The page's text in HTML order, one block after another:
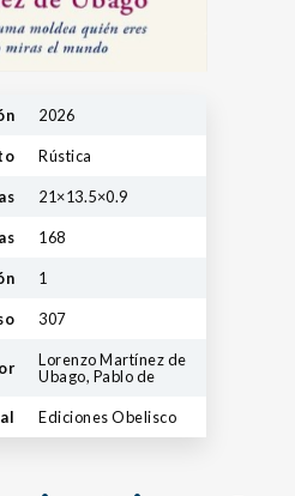
2026
Rústica
21×13.5×0.9
168
1
307
Lorenzo Martínez de
Ubago, Pablo de
Ediciones Obelisco